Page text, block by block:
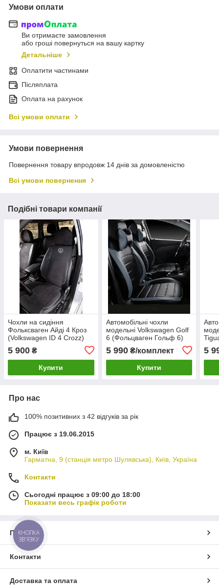
Умови оплати
Ви отримаєте замовлення
або гроші повернуться на вашу картку
Детальніше
Оплатити частинами
Післяплата
Оплата на рахунок
Всі умови оплати
Умови повернення
Повернення товару впродовж 14 днів за домовленістю
Всі умови повернення
Подібні товари компанії
Чохли на сидіння
Фольксваген Айді 4 Кроз
(Volkswagen ID 4 Crozz)
аригона алькантара
5 900 ₴
Купити
Автомобільні чохли
модельні Volkswagen Golf
6 (Фольцваген Гольф 6)
екошкіра
5 990₴/комплект
Купити
5
Про нас
100% позитивних з 42 відгуків за рік
Працює з 19.06.2015
м. Київ
Гарматна, 9 (станція метро Шулявська), Київ, Україна
Контакти
Сьогодні працює з 09:00 до 18:00
Показати весь графік роботи
Про нас
Контакти
Доставка та оплата
КНОПКА
ЗВ'ЯЗКУ